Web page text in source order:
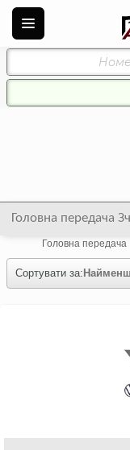
Головна передача
Головна передача
Сортувати за: